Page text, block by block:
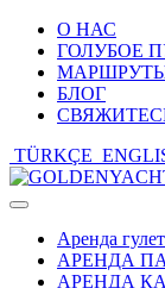
О НАС
ГОЛУБОЕ
БЛОГ
TÜRKÇE
Toggle
navigationАренда
АРЕНДА
АРЕНДА